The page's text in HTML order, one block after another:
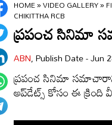
HOME»VIDEO GALLERY»
CHIKITTHA RCB
ప్రపంచ సినిమా
ABN, Publish Date - Jun
ప్రపంచ సినిమా సమాచారాన్ని
అప్‌డేట్స్ కోసం ఈ